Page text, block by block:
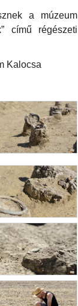
a múzeum
című régészeti
Kalocsa